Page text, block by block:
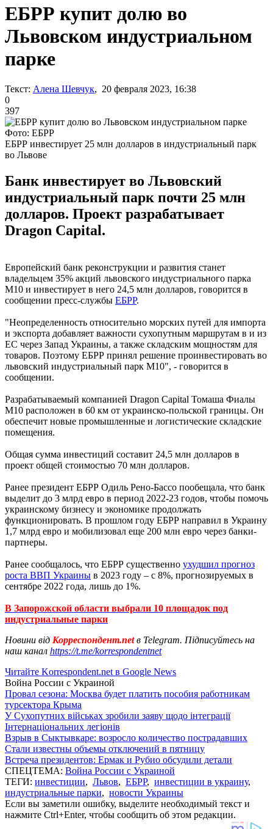
ЕБРР купит долю во
Львовском индустриальном
парке
Текст: Алена Шевчук, 20 февраля 2023, 16:38
0
397
Фото: ЕБРР
ЕБРР инвестирует 25 млн долларов в индустриальный парк
во Львове
Банк инвестирует во Львовский
индустриальный парк почти 25 млн
долларов. Проект разрабатывает
Dragon Capital.
Европейский банк реконструкции и развития станет
владельцем 35% акций львовского индустриального парка
М10 и инвестирует в него 24,5 млн долларов, говорится в
сообщении пресс-службы ЕБРР.
"Неопределенность относительно морских путей для импорта
и экспорта добавляет важности сухопутным маршрутам в и из
ЕС через Запад Украины, а также складским мощностям для
товаров. Поэтому ЕБРР принял решение проинвестировать во
львовский индустриальный парк М10", - говорится в
сообщении.
Разрабатываемый компанией Dragon Capital Томаша Фиалы
М10 расположен в 60 км от украинско-польской границы. Он
обеспечит новые промышленные и логистические складские
помещения.
Общая сумма инвестиций составит 24,5 млн долларов в
проект общей стоимостью 70 млн долларов.
Ранее президент ЕБРР Одиль Рено-Бассо пообещала, что банк
выделит до 3 млрд евро в период 2022-23 годов, чтобы помочь
украинскому бизнесу и экономике продолжать
функционировать. В прошлом году ЕБРР направил в Украину
1,7 млрд евро и мобилизовал еще 200 млн евро через банки-
партнеры.
Ранее сообщалось, что ЕБРР существенно ухудшил прогноз
роста ВВП Украины в 2023 году – с 8%, прогнозируемых в
сентябре 2022 года, лишь до 1%.
В Запорожской области выбрали 10 площадок под
индустриальные парки
Новини від Корреспондент.netв Telegram. Підписуйтесь на
наш канал https://t.me/korrespondentnet
Читайте Korrespondent.net в Google News
Война России с Украиной
Провал сезона: Москва будет платить пособия работникам
турсектора Крыма
У Сухопутних військах зробили заяву щодо інтеграції
Інтернаціональних легіонів
Взрыв в Сыктывкаре: возросло количество пострадавших
Стали известны объемы отключений в пятницу
Встреча президентов: Ермак и Рубио обсудили детали
СПЕЦТЕМА: Война России с Украиной
ТЕГИ: инвестиции, Львов, ЕБРР, инвестиции в украину,
индустриальные парки, новости Украины
Если вы заметили ошибку, выделите необходимый текст и
нажмите Ctrl+Enter, чтобы сообщить об этом редакции.